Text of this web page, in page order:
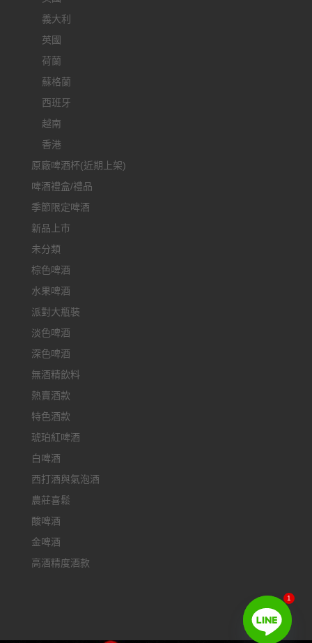
義大利
英國
荷蘭
蘇格蘭
西班牙
越南
香港
原廠啤酒杯(近期上架)
啤酒禮盒/禮品
季節限定啤酒
新品上市
未分類
棕色啤酒
水果啤酒
派對大瓶裝
淡色啤酒
深色啤酒
無酒精飲料
熱賣酒款
特色酒款
琥珀紅啤酒
白啤酒
西打酒與氣泡酒
農莊喜鬆
酸啤酒
金啤酒
高酒精度酒款
1